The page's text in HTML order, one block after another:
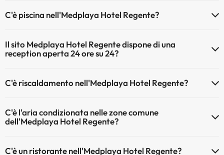
C'è piscina nell'Medplaya Hotel Regente?
Qui potete trovare maggiori informazioni sulla piscina e sulle altri
installazioni.
Il sito Medplaya Hotel Regente dispone di una
reception aperta 24 ore su 24?
C'è riscaldamento nell'Medplaya Hotel Regente?
comuni
C'è l'aria condizionata nelle zone comune
dell'Medplaya Hotel Regente?
comuni.
C'è un ristorante nell'Medplaya Hotel Regente?